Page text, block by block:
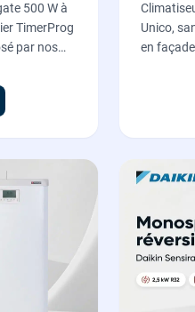
500 W à
TimerProg
par nos
Unico,
en